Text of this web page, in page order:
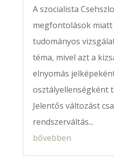
A szocialista
megfontolások miatt
tudományos
téma, mivel azt a
elnyomás
osztályellenségként
Jelentős változást
rendszerváltás...
bővebben